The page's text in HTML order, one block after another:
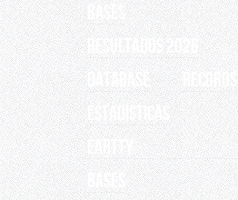
BASES
RESULTADOS 2026
Database
Records
ESTADÍSTICAS
EARTTY
BASES